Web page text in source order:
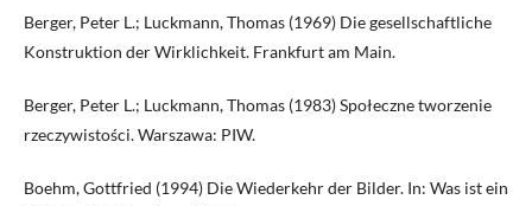
Berger, Peter L.; Luckmann, Thomas (1969) Die gesellschaftliche
Konstruktion der Wirklichkeit. Frankfurt am Main.
Berger, Peter L.; Luckmann, Thomas (1983) Społeczne tworzenie
rzeczywistości. Warszawa: PIW.
Boehm, Gottfried (1994) Die Wiederkehr der Bilder. In: Was ist ein